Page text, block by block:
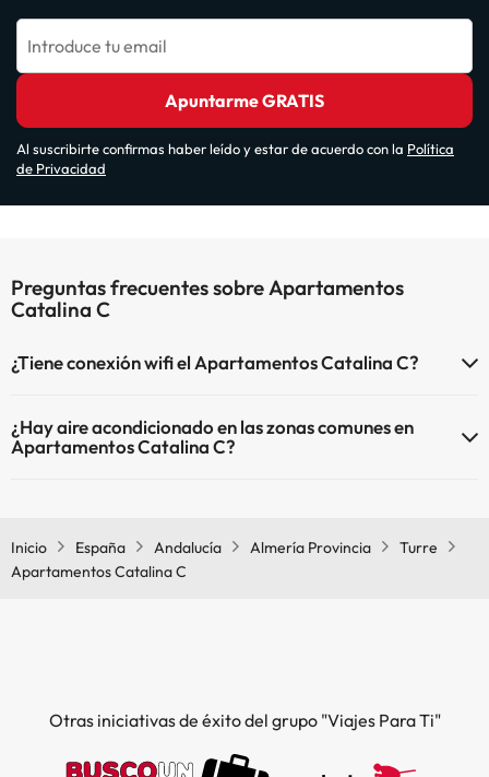
Introduce tu email
Apuntarme GRATIS
Al suscribirte confirmas haber leído y estar de acuerdo con la Política
de Privacidad
Preguntas frecuentes sobre Apartamentos
Catalina C
¿Tiene conexión wifi el Apartamentos Catalina C?
¿Hay aire acondicionado en las zonas comunes en
Apartamentos Catalina C?
Inicio
España Andalucía Almería Provincia
Turre
Apartamentos Catalina C
Otras iniciativas de éxito del grupo "Viajes Para Ti"